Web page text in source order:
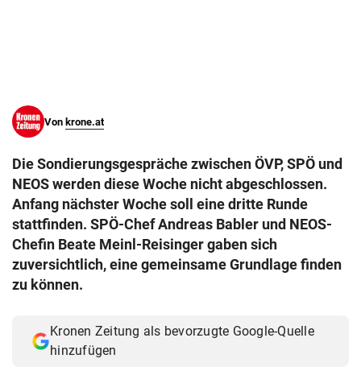
Von krone.at
Die Sondierungsgespräche zwischen ÖVP, SPÖ und
NEOS werden diese Woche nicht abgeschlossen.
Anfang nächster Woche soll eine dritte Runde
stattfinden. SPÖ-Chef Andreas Babler und NEOS-
Chefin Beate Meinl-Reisinger gaben sich
zuversichtlich, eine gemeinsame Grundlage finden
zu können.
Kronen Zeitung als bevorzugte Google-Quelle
hinzufügen